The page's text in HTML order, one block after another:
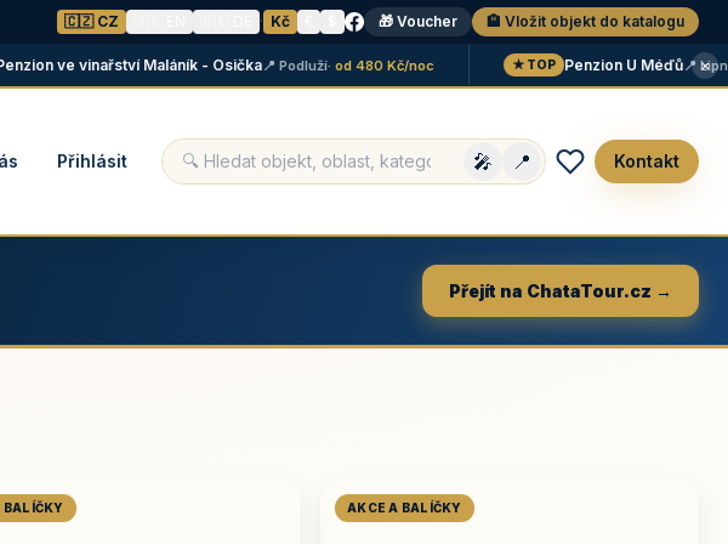
🇨🇿 CZ · Kč 🎁 Voucher 🏨 Vložit objekt do katalogu
ve vinařství Maláník - Osička📍 Podluží· od 480 Kč/noc ★ TOP Penzion U Méďů📍 Lipno·
×
Přihlásit 🎤 📍 Kontakt
Přejít na ChataTour.cz →
BALÍČKY AKCE A BALÍČKY